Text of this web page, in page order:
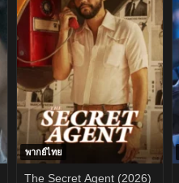
พากย์ไทย
The Secret Agent (2026)